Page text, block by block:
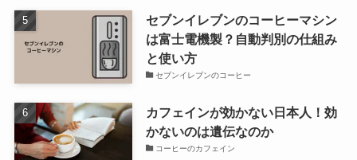
セブンイレブンのコーヒーマシン
は富士電機製？自動判別の仕組み
と使い方
セブンイレブンのコーヒー
カフェインが効かない日本人！効
かないのは遺伝なのか
コーヒーのカフェイン